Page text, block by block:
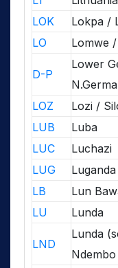
LOK
Lokpa /
LO
Lomwe
D-P
Lower
LOZ
Lozi /
LUB
Luba
LUC
Luchazi
LUG
Luganda
LB
Lun
LU
Lunda
LND
Lunda
Ndembo